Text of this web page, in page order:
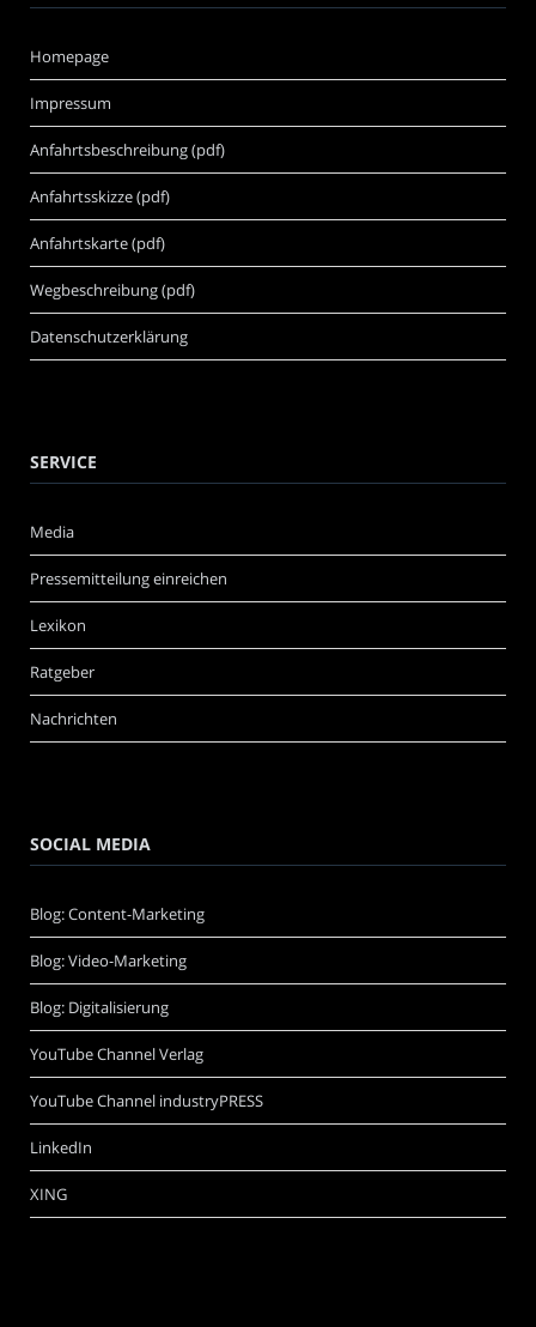
Homepage
Impressum
Anfahrtsbeschreibung (pdf)
Anfahrtsskizze (pdf)
Anfahrtskarte (pdf)
Wegbeschreibung (pdf)
Datenschutzerklärung
SERVICE
Media
Pressemitteilung einreichen
Lexikon
Ratgeber
Nachrichten
SOCIAL MEDIA
Blog: Content-Marketing
Blog: Video-Marketing
Blog: Digitalisierung
YouTube Channel Verlag
YouTube Channel industryPRESS
LinkedIn
XING